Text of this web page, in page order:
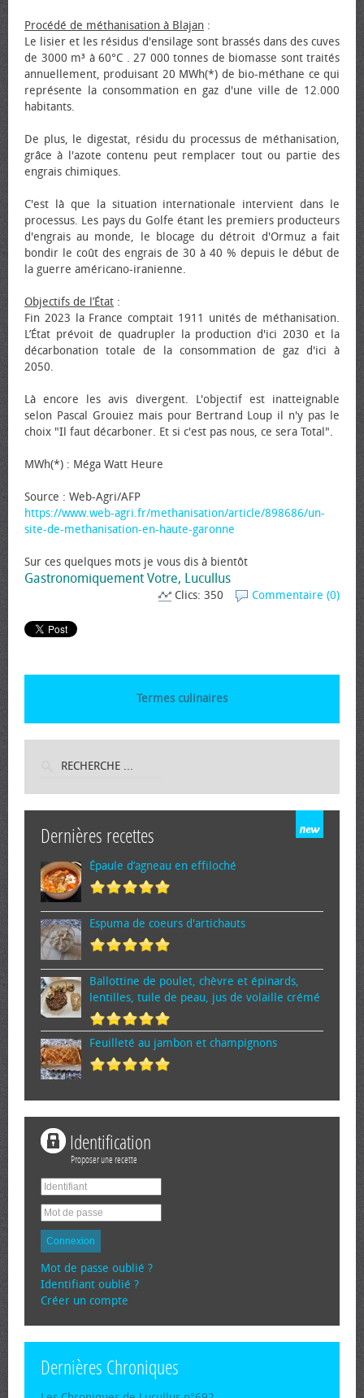
Procédé de méthanisation à Blajan :
Le lisier et les résidus d'ensilage sont brassés dans des cuves
de 3000 m³ à 60°C . 27 000 tonnes de biomasse sont traités
annuellement, produisant 20 MWh(*) de bio-méthane ce qui
représente la consommation en gaz d'une ville de 12.000
habitants.
De plus, le digestat, résidu du processus de méthanisation,
grâce à l'azote contenu peut remplacer tout ou partie des
engrais chimiques.
C'est là que la situation internationale intervient dans le
processus. Les pays du Golfe étant les premiers producteurs
d'engrais au monde, le blocage du détroit d'Ormuz a fait
bondir le coût des engrais de 30 à 40 % depuis le début de
la guerre américano-iranienne.
Objectifs de l’État :
Fin 2023 la France comptait 1911 unités de méthanisation.
L’État prévoit de quadrupler la production d'ici 2030 et la
décarbonation totale de la consommation de gaz d'ici à
2050.
Là encore les avis divergent. L'objectif est inatteignable
selon Pascal Grouiez mais pour Bertrand Loup il n'y pas le
choix "Il faut décarboner. Et si c'est pas nous, ce sera Total".
MWh(*) : Méga Watt Heure
Source : Web-Agri/AFP
https://www.web-agri.fr/methanisation/article/898686/un-
site-de-methanisation-en-haute-garonne
Sur ces quelques mots je vous dis à bientôt
Gastronomiquement Votre, Lucullus
Commentaire (0)
Clics: 350
Termes culinaires
Dernières recettes
Épaule d’agneau en effiloché
Espuma de cœurs d'artichauts
Ballottine de poulet, chèvre et épinards,
lentilles, tuile de peau, jus de volaille crémé
Feuilleté au jambon et champignons
Identification
Proposer une recette
Connexion
Mot de passe oublié ?
Identifiant oublié ?
Créer un compte
Dernières Chroniques